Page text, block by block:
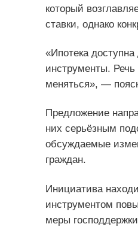
который
ставки, однако
«Ипотека
инструменты. Речь
меняться», —
Предложение
них серьёзным
обсуждаемые
граждан.
Инициатива
инструментом
меры